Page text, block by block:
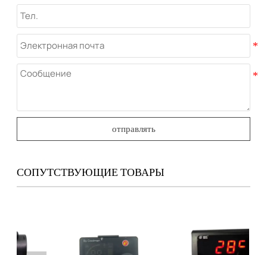
отправлять
СОПУТСТВУЮЩИЕ ТОВАРЫ